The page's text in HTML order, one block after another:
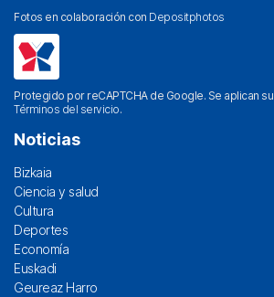
Fotos en colaboración con Depositphotos
Protegido por reCAPTCHA de Google. Se aplican su
Términos del servicio.
Noticias
Bizkaia
Ciencia y salud
Cultura
Deportes
Economía
Euskadi
Geureaz Harro